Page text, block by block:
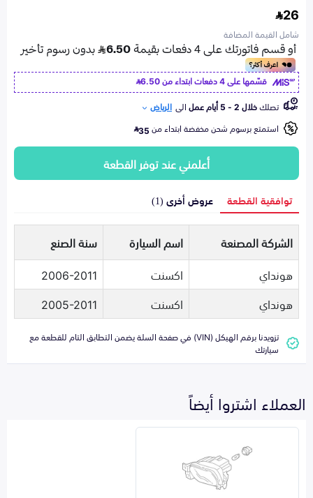
26
شامل القيمة المضافة
قسّمها على 4 دفعات ابتداء من
6.50
تصلكخلال 2 - 5 أيام عمل الى الرياض
استمتع برسوم شحن مخفضة ابتداء من35
أعلمني عند توفر القطعة
توافقية القطعة عروض أخرى (1)
الشركة المصنعة اسم السيارة
سنة الصنع
هونداي
اكسنت
2006-2011
هونداي
اكسنت 2005-2011
تزويدنا برقم الهيكل (VIN) في صفحة السلة يضمن التطابق التام للقطعة مع
سيارتك
العملاء اشتروا أيضاً